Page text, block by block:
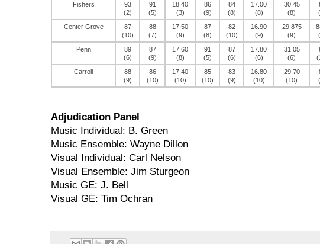
Fishers
93
(2)
91
(5)
18.40
(3)
86
(9)
84
(8)
17.00
(8)
30.45
(8)
Center Grove
87
(10)
88
(7)
17.50
(9)
87
(8)
82
(10)
16.90
(9)
29.875
(9)
Penn
89
(6)
87
(9)
17.60
(8)
91
(5)
87
(6)
17.80
(6)
31.05
(6)
Carroll
88
(9)
86
(10)
17.40
(10)
85
(10)
83
(9)
16.80
(10)
29.70
(10)
Adjudication Panel
Music Individual: B. Green
Music Ensemble: Wayne Dillon
Visual Individual: Carl Nelson
Visual Ensemble: Jim Sturgeon
Music GE: J. Bell
Visual GE: Tim Ochran